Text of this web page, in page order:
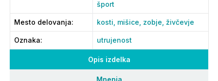
Opis izdelka
Mnenja
šport
Mesto delovanja: kosti, mišice, zobje, živčevje
Oznaka: utrujenost